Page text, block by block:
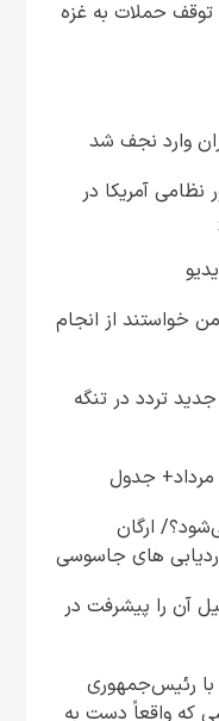
توقف حملات به غزه
وارد نجف شد
آمریکا در
خواستند از انجام
تردد در تنگه
ارگان
ردیابی های جاسوسی
و دلیل آن را پیشرفت در
با رئیس‌جمهوری
که واقعاً دست به